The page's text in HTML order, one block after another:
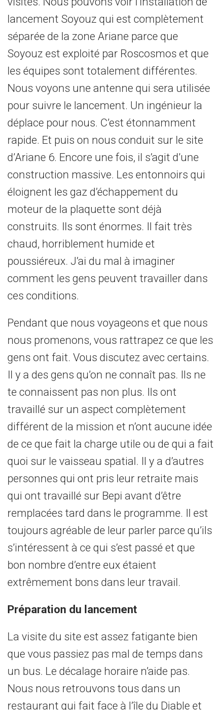
lancement Soyouz qui est complètement
séparée de la zone Ariane parce que
Soyouz est exploité par Roscosmos et que
les équipes sont totalement différentes.
Nous voyons une antenne qui sera utilisée
pour suivre le lancement. Un ingénieur la
déplace pour nous. C’est étonnamment
rapide. Et puis on nous conduit sur le site
d’Ariane 6. Encore une fois, il s’agit d’une
construction massive. Les entonnoirs qui
éloignent les gaz d’échappement du
moteur de la plaquette sont déjà
construits. Ils sont énormes. Il fait très
chaud, horriblement humide et
poussiéreux. J’ai du mal à imaginer
comment les gens peuvent travailler dans
ces conditions.
Pendant que nous voyageons et que nous
nous promenons, vous rattrapez ce que les
gens ont fait. Vous discutez avec certains.
Il y a des gens qu’on ne connaît pas. Ils ne
te connaissent pas non plus. Ils ont
travaillé sur un aspect complètement
différent de la mission et n’ont aucune idée
de ce que fait la charge utile ou de qui a fait
quoi sur le vaisseau spatial. Il y a d’autres
personnes qui ont pris leur retraite mais
qui ont travaillé sur Bepi avant d’être
remplacées tard dans le programme. Il est
toujours agréable de leur parler parce qu’ils
s’intéressent à ce qui s’est passé et que
bon nombre d’entre eux étaient
extrêmement bons dans leur travail.
Préparation du lancement
La visite du site est assez fatigante bien
que vous passiez pas mal de temps dans
un bus. Le décalage horaire n’aide pas.
Nous nous retrouvons tous dans un
restaurant qui fait face à l’île du Diable et